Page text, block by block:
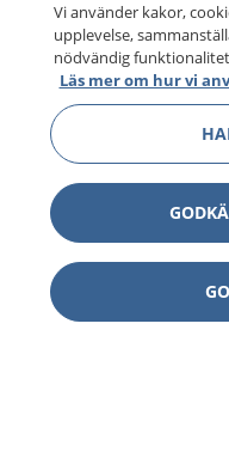
Vi använder kakor,
upplevelse,
nödvändig
Läs mer om hur vi